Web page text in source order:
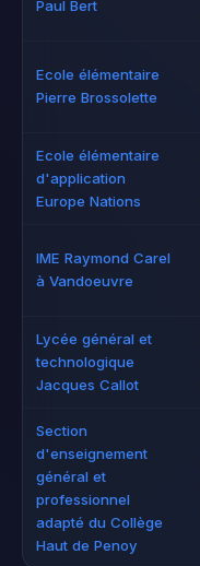
Paul Bert
Ecole élémentaire
Pierre Brossolette
Ecole élémentaire
d'application
Europe Nations
IME Raymond Carel
à Vandoeuvre
Lycée général et
technologique
Jacques Callot
Section
d'enseignement
général et
professionnel
adapté du Collège
Haut de Penoy